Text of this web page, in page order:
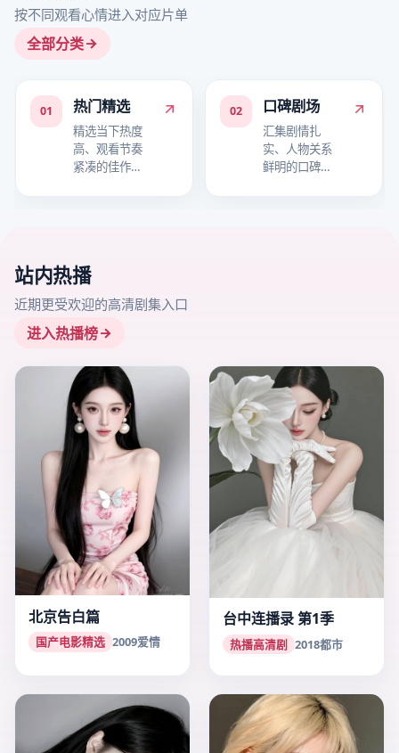
按不同观看心情进入对应片单
全部分类
01 热门精选
精选当下热度
高、观看节奏
紧凑的佳作，
02 口碑剧场
汇集剧情扎
实、人物关系
鲜明的口碑作
站内热播
近期更受欢迎的高清剧集入口
进入热播榜
北京告白篇
国产电影精选 2009爱情
台中连播录 第1季
热播高清剧 2018都市